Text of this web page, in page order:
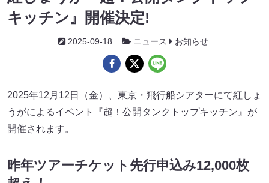
キッチン』開催決定!
2025-09-18 ニュース お知らせ
2025年12月12日（金）、東京・飛行船シアターにて紅しょ
うがによるイベント『超！公開タンクトップキッチン』が
開催されます。
昨年ツアーチケット先行申込み12,000枚